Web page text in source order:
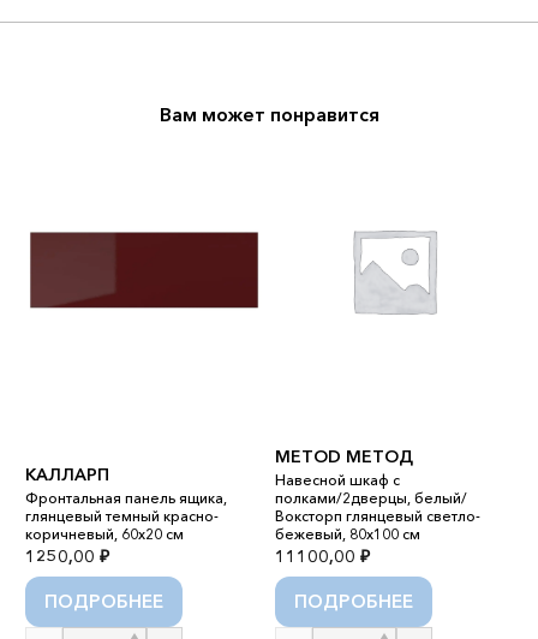
Вам может понравится
КАЛЛАРП
Фронтальная панель ящика,
глянцевый темный красно-
коричневый, 60x20 см
1250,00 ₽
ПОДРОБНЕЕ
METOD МЕТОД
Навесной шкаф с
полками/2дверцы, белый/
Воксторп глянцевый светло-
бежевый, 80x100 см
11100,00 ₽
ПОДРОБНЕЕ